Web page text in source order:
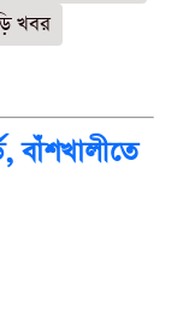
খবর
বাঁশখালীতে